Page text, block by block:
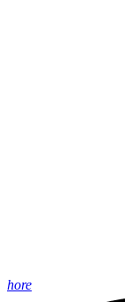
hore